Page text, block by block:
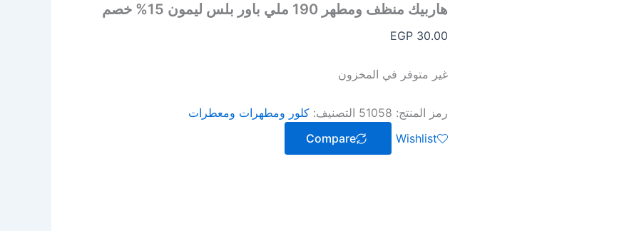
هاربيك منظف ومطهر 190 ملي باور بلس ليمون 15% خصم
EGP30.00
غير متوفر في المخزون
رمز المنتج: 51058 التصنيف:كلور ومطهرات ومعطرات
Wishlist
Compare